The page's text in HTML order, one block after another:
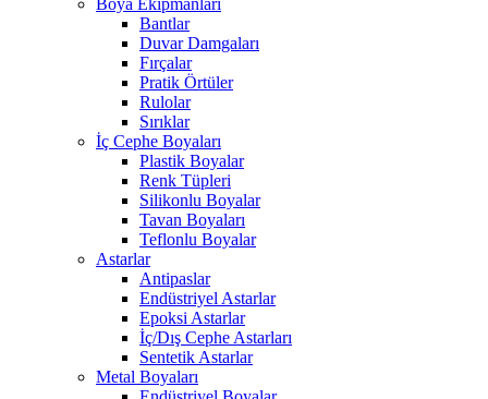
Boya Ekipmanları
Bantlar
Duvar Damgaları
Fırçalar
Pratik Örtüler
Rulolar
Sırıklar
İç Cephe Boyaları
Plastik Boyalar
Renk Tüpleri
Silikonlu Boyalar
Tavan Boyaları
Teflonlu Boyalar
Astarlar
Antipaslar
Endüstriyel Astarlar
Epoksi Astarlar
İç/Dış Cephe Astarları
Sentetik Astarlar
Metal Boyaları